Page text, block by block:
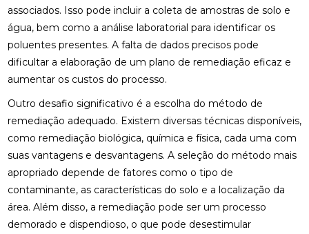
associados. Isso pode incluir a coleta de amostras de solo e
água, bem como a análise laboratorial para identificar os
poluentes presentes. A falta de dados precisos pode
dificultar a elaboração de um plano de remediação eficaz e
aumentar os custos do processo.
Outro desafio significativo é a escolha do método de
remediação adequado. Existem diversas técnicas disponíveis,
como remediação biológica, química e física, cada uma com
suas vantagens e desvantagens. A seleção do método mais
apropriado depende de fatores como o tipo de
contaminante, as características do solo e a localização da
área. Além disso, a remediação pode ser um processo
demorado e dispendioso, o que pode desestimular